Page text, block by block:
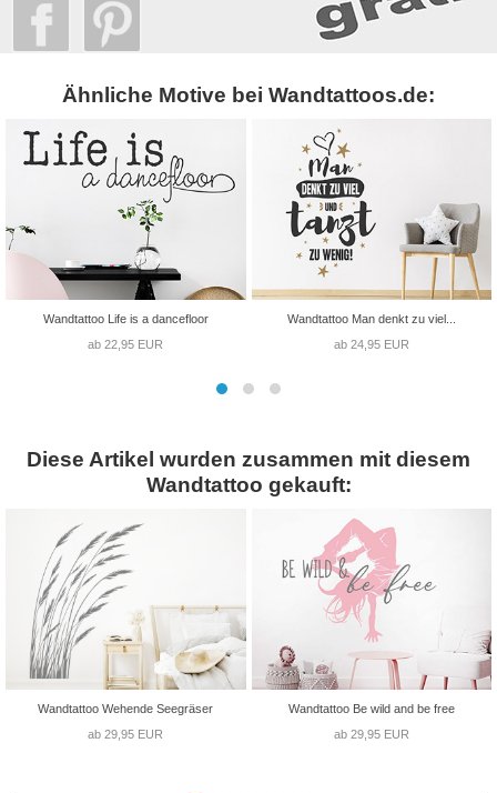
Ähnliche Motive bei Wandtattoos.de:
Wandtattoo Life is a dancefloor
ab 22,95 EUR
Wandtattoo Man denkt zu viel...
ab 24,95 EUR
Diese Artikel wurden zusammen mit diesem
Wandtattoo gekauft:
Wandtattoo Wehende Seegräser
ab 29,95 EUR
Wandtattoo Be wild and be free
ab 29,95 EUR